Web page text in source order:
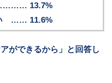
13.7%
…… 11.6%
アができるから」と回答し